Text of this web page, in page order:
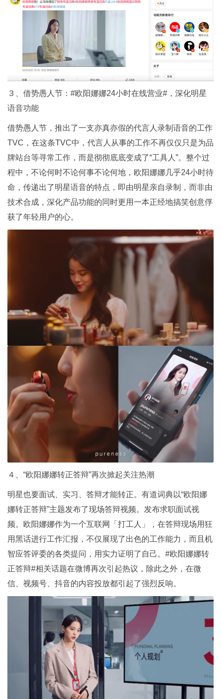
３、借势愚人节：#欧阳娜娜24小时在线营业#，深化明星
语音功能
借势愚人节，推出了一支亦真亦假的代言人录制语音的工作
TVC，在这条TVC中，代言人从事的工作不再仅仅只是为品
牌站台等寻常工作，而是彻彻底底变成了“工具人”。整个过
程中，不论何时不论何事不论何地，欧阳娜娜几乎24小时待
命，传递出了明星语音的特点，即由明星亲自录制，而非由
技术合成，深化产品功能的同时更用一本正经地搞笑创意俘
获了年轻用户的心。
４、“欧阳娜娜转正答辩”再次掀起关注热潮
明星也要面试、实习、答辩才能转正。有道词典以“欧阳娜
娜转正答辩”主题发布了现场答辩视频。发布求职面试视
频。欧阳娜娜作为一个互联网「打工人」，在答辩现场用狂
用黑话进行工作汇报，不仅展现了出色的工作能力，而且机
智应答评委的各类提问，用实力证明了自己。#欧阳娜娜转
正答辩#相关话题在微博再次引起热议，除此之外，在微
信、视频号、抖音的内容投放都引起了强烈反响。